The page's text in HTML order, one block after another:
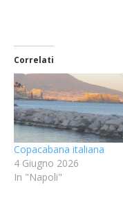
Correlati
Copacabana italiana
4 Giugno 2026
In "Napoli"